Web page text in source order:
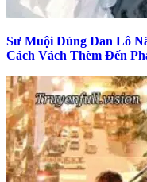
Sư Muội Dùng Đan Lô
Cách Vách Thèm Đến